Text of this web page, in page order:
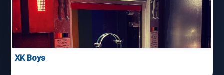
XK Boys